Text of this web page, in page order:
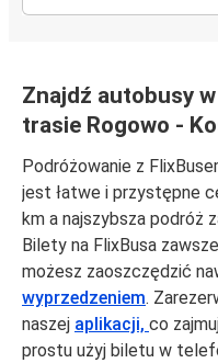
Znajdź autobusy
trasie Rogowo -
Podróżowanie z
jest łatwe i przystępne
km a najszybsza podróż
Bilety na FlixBusa
możesz zaoszczędzić
wyprzedzeniem.
naszej aplikacji, co
prostu użyj biletu w